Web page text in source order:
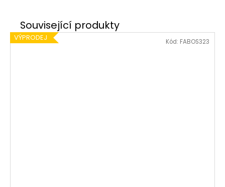
VÝPRODEJ Kód: FABOS323